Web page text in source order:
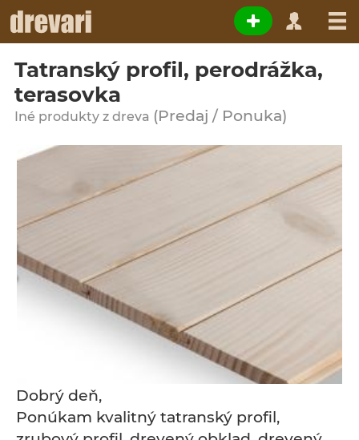
Tatranský profil, perodrážka,
terasovka
Iné produkty z dreva (Predaj / Ponuka)
Dobrý deň,
Ponúkam kvalitný tatranský profil,